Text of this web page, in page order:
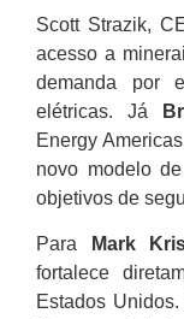
Scott Strazik,
acesso a
demanda por
elétricas. Já
Energy
novo modelo
objetivos de
Para Mark
fortalece
Estados